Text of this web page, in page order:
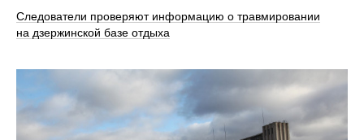
Следователи проверяют информацию о травмировании
на дзержинской базе отдыха